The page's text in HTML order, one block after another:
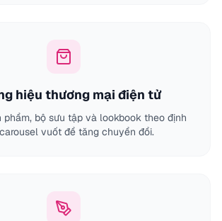
hiệu thương mại điện tử
phẩm, bộ sưu tập và lookbook theo định
vuốt để tăng chuyển đổi.